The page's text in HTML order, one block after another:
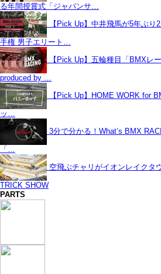
る年間授賞式「ジャパンサ…
【Pick Up】中井飛馬が5年ぶ
手権 男子エリート…
【Pick Up】五輪種目「BMXレ
produced by …
【Pick Up】HOME WORK for
ッ…
3分で分かる！What’s BMX
「…
空飛ぶチャリがイオンレイクタ
TRICK SHOW
PARTS